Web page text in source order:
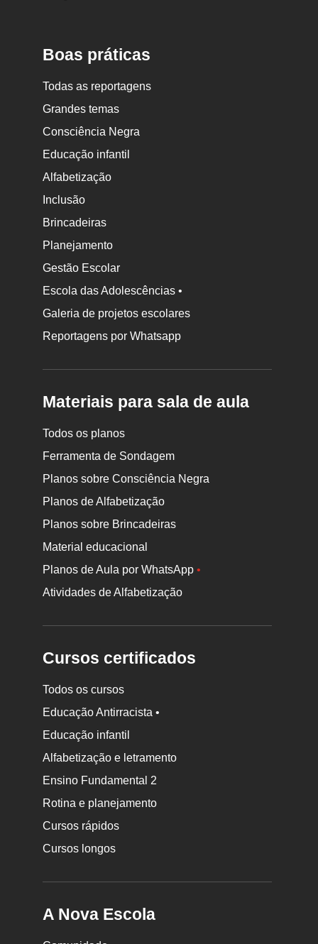
Boas práticas
Todas as reportagens
Grandes temas
Consciência Negra
Educação infantil
Alfabetização
Inclusão
Brincadeiras
Planejamento
Gestão Escolar
Escola das Adolescências •
Galeria de projetos escolares
Reportagens por Whatsapp
Materiais para sala de aula
Todos os planos
Ferramenta de Sondagem
Planos sobre Consciência Negra
Planos de Alfabetização
Planos sobre Brincadeiras
Material educacional
Planos de Aula por WhatsApp•
Atividades de Alfabetização
Cursos certificados
Todos os cursos
Educação Antirracista •
Educação infantil
Alfabetização e letramento
Ensino Fundamental 2
Rotina e planejamento
Cursos rápidos
Cursos longos
A Nova Escola